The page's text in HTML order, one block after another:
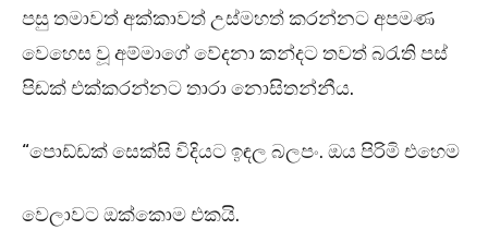
පසු තමාවත් අක්කාවත් උස්මහත් කරන්නට අපමණ
වෙහෙස වූ අම්මාගේ වේදනා කන්දට තවත් බරැති පස්
පිඬක් එක්කරන්නට තාරා නොසිතන්නීය.
“පොඩ්ඩක් සෙක්සි විදියට ඉඳල බලපං. ඔය පිරිමි එහෙම
වෙලාවට ඔක්කොම එකයි.